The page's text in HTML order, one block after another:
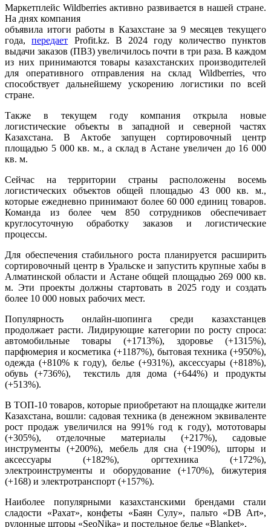
Маркетплейс Wildberries активно развивается в нашей стране.
На днях компания
объявила итоги работы в Казахстане за 9 месяцев текущего
года,передает Profit.kz. В 2024 году количество пунктов
выдачи заказов (ПВЗ) увеличилось почти в три раза. В каждом
из них принимаются товары казахстанских производителей
для оперативного отправления на склад Wildberries, что
способствует дальнейшему ускорению логистики по всей
стране.
Также в текущем году компания открыла новые
логистические объекты в западной и северной частях
Казахстана. В Актобе запущен сортировочный центр
площадью 5 000 кв. м., а склад в Астане увеличен до 16 000
кв. м.
Сейчас на территории страны расположены восемь
логистических объектов общей площадью 43 000 кв. м.,
которые ежедневно принимают более 60 000 единиц товаров.
Команда из более чем 850 сотрудников обеспечивает
круглосуточную обработку заказов и логистические
процессы.
Для обеспечения стабильного роста планируется расширить
сортировочный центр в Уральске и запустить крупные хабы в
Алматинской области и Астане общей площадью 269 000 кв.
м. Эти проекты должны стартовать в 2025 году и создать
более 10 000 новых рабочих мест.
Популярность онлайн-шопинга среди казахстанцев
продолжает расти. Лидирующие категории по росту спроса:
автомобильные товары (+1713%), здоровье (+1315%),
парфюмерия и косметика (+1187%), бытовая техника (+950%),
одежда (+810% к году), белье (+931%), аксессуары (+818%),
обувь (+736%), ⁠ ⁠текстиль для дома (+644%) и продукты
(+513%).
В ТОП-10 товаров, которые приобретают на площадке жители
Казахстана, вошли: садовая техника (в денежном эквиваленте
рост продаж увеличился на 991% год к году), мототовары
(+305%), отделочные материалы (+217%), садовые
инструменты (+200%), мебель для сна (+190%), шторы и
аксессуары (+182%), оргтехника (+172%),
электроинструменты и оборудование (+170%), бижутерия
(+168) и электротранспорт (+157%).
Наиболее популярными казахстанскими брендами стали
сладости «Рахат», конфеты «Баян Сулу», пальто «DB Art»,
рулонные шторы «SeoNika» и постельное белье «Blanket».